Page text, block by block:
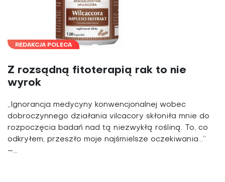
REDAKCJA POLECA
Z rozsądną fitoterapią rak to nie
wyrok
„Ignorancja medycyny konwencjonalnej wobec
dobroczynnego działania vilcacory skłoniła mnie do
rozpoczęcia badań nad tą niezwykłą rośliną. To, co
odkryłem, przeszło moje najśmielsze oczekiwania…”
–...